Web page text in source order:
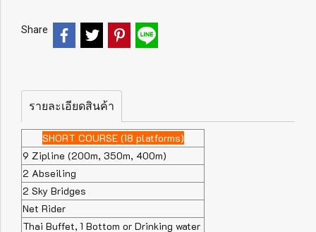
Share
รายละเอียดสินค้า
SHORT COURSE (18 platforms)
9 Zipline (200m, 350m, 400m)
2 Abseiling
2 Sky Bridges
Net Rider
Thai Buffet, 1 Bottom or Drinking water